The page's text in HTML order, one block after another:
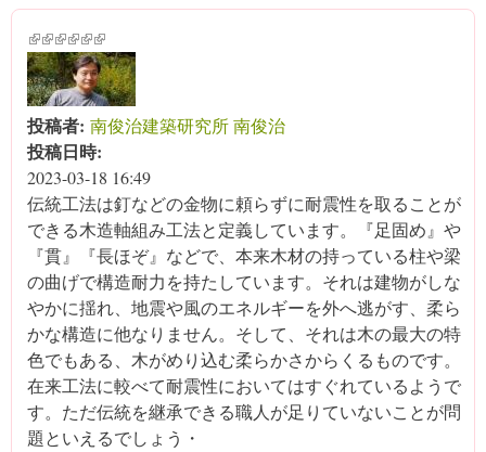
(link is external)
(link is external)
(link is external)
(link is external)
(link is external)
(link is external)
投稿者: 南俊治建築研究所 南俊治
投稿日時:
2023-03-18 16:49
伝統工法は釘などの金物に頼らずに耐震性を取ることが
できる木造軸組み工法と定義しています。『足固め』や
『貫』『長ほぞ』などで、本来木材の持っている柱や梁
の曲げで構造耐力を持たしています。それは建物がしな
やかに揺れ、地震や風のエネルギーを外へ逃がす、柔ら
かな構造に他なりません。そして、それは木の最大の特
色でもある、木がめり込む柔らかさからくるものです。
在来工法に較べて耐震性においてはすぐれているようで
す。ただ伝統を継承できる職人が足りていないことが問
題といえるでしょう・